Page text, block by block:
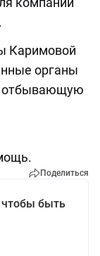
Каримовой
органы
отбывающую
Поделиться
чтобы быть